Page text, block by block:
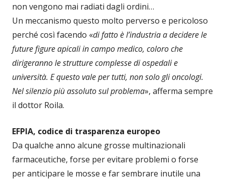
non vengono mai radiati dagli ordini…
Un meccanismo questo molto perverso e pericoloso
perché così facendo «di fatto è l’industria a decidere le
future figure apicali in campo medico, coloro che
dirigeranno le strutture complesse di ospedali e
università. E questo vale per tutti, non solo gli oncologi.
Nel silenzio più assoluto sul problema», afferma sempre
il dottor Roila.
EFPIA, codice di trasparenza europeo
Da qualche anno alcune grosse multinazionali
farmaceutiche, forse per evitare problemi o forse
per anticipare le mosse e far sembrare inutile una